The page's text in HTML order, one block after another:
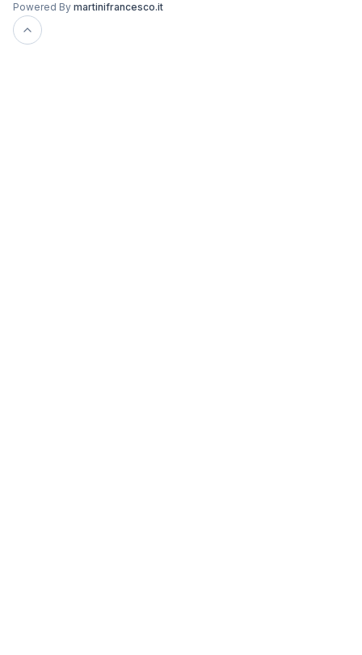
Powered By martinifrancesco.it